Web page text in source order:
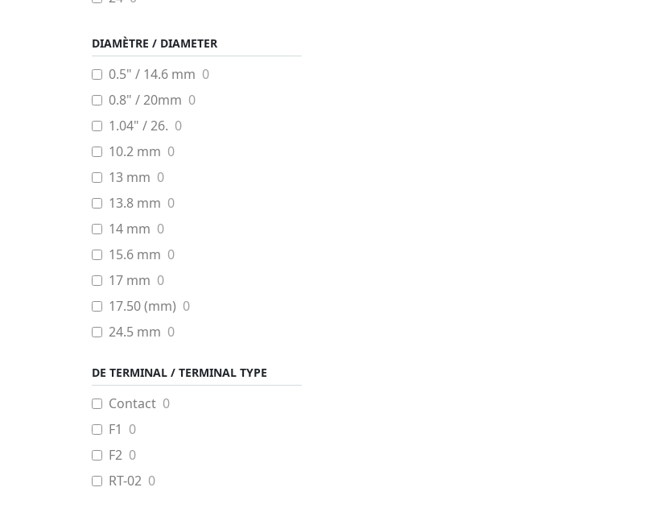
DIAMÈTRE / DIAMETER
0.5" / 14.6 mm 0
0.8" / 20mm 0
1.04" / 26. 0
10.2 mm 0
13 mm 0
13.8 mm 0
14 mm 0
15.6 mm 0
17 mm 0
17.50 (mm) 0
24.5 mm 0
33.3 mm 0
DE TERMINAL / TERMINAL TYPE
Contact 0
F1 0
F2 0
RT-02 0